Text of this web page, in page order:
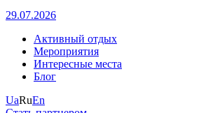
29.07.2026
Активный отдых
Мероприятия
Интересные места
Блог
UaRuEn